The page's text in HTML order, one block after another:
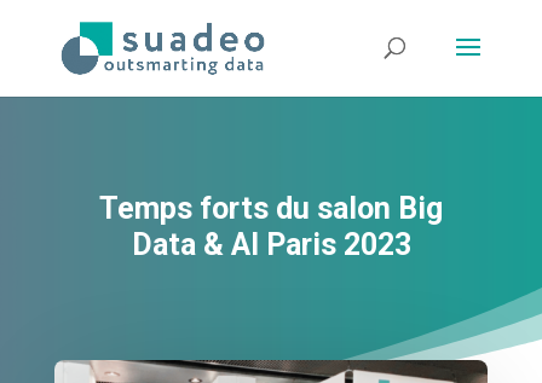
Temps forts du salon Big
Data & AI Paris 2023